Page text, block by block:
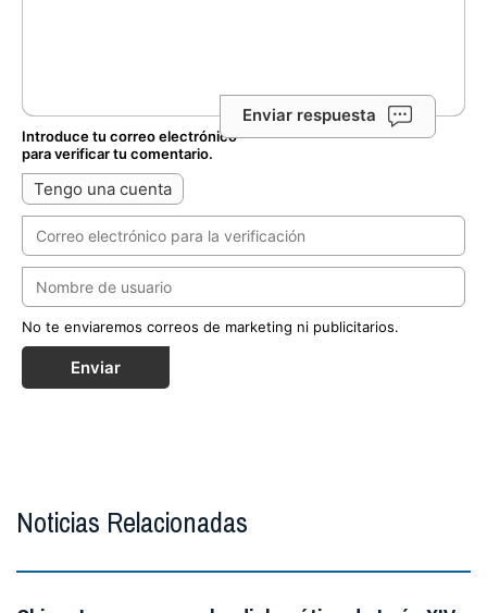
Enviar respuesta
Introduce tu correo electrónico
para verificar tu comentario.
Tengo una cuenta
No te enviaremos correos de marketing ni publicitarios.
Enviar
Noticias Relacionadas